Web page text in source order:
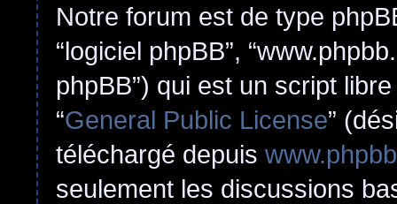
Notre forum est de type
“logiciel phpBB”,
phpBB”) qui est un script
“General Public License”
téléchargé depuis
seulement les discussions